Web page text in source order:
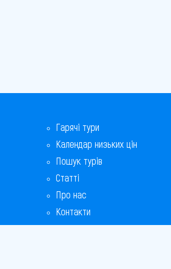
Гарячі тури
Календар низьких цін
Пошук турів
Статті
Про нас
Контакти
Бонусна програма